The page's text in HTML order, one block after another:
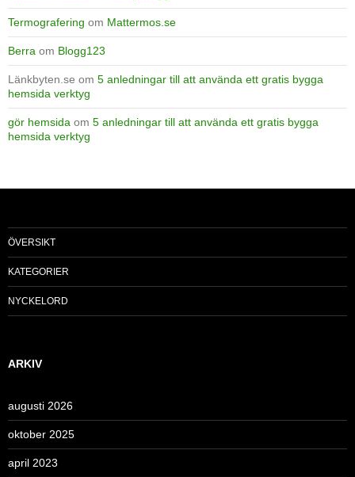
Termografering om Mattermos.se
Berra om Blogg123
Länkbyten.se om 5 anledningar till att använda ett gratis bygga
hemsida verktyg
gör hemsida om 5 anledningar till att använda ett gratis bygga
hemsida verktyg
ÖVERSIKT
KATEGORIER
NYCKELORD
ARKIV
augusti 2026
oktober 2025
april 2023